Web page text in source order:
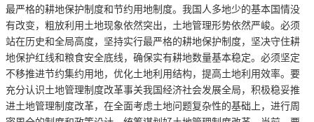
最严格的耕地保护制度和节约用地制度。我国人多地少的基本国情没
有改变，粗放利用土地现象依然突出，土地管理形势依然严峻。必须
站在历史和全局高度，坚持实行最严格的耕地保护制度，坚决守住耕
地保护红线和粮食安全底线，确保实有耕地数量基本稳定。必须坚定
不移推进节约集约用地，优化土地利用结构，提高土地利用效率。要
充分认识土地管理制度改革事关我国经济社会发展全局，积极稳妥推
进土地管理制度改革，在全面考虑土地问题复杂性的基础上，进行周